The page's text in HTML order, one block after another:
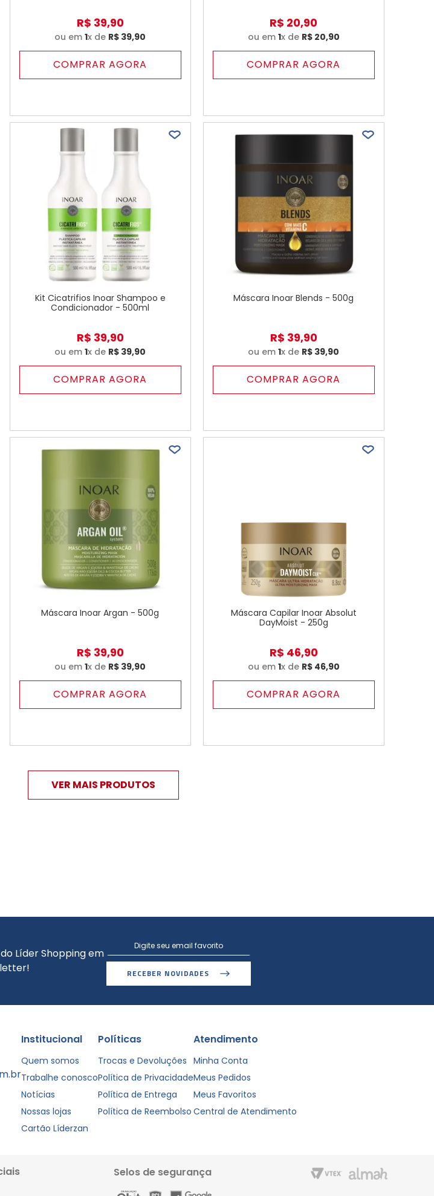
R$ 39,90
ou em1x de R$ 39,90
COMPRAR AGORA
R$ 20,90
ou em 1x de R$ 20,90
COMPRAR AGORA
Kit Cicatrifios Inoar Shampoo e
Condicionador - 500ml
R$ 39,90
ou em1x de R$ 39,90
COMPRAR AGORA
Máscara Inoar Blends - 500g
R$ 39,90
ou em1x de R$ 39,90
COMPRAR AGORA
Máscara Inoar Argan - 500g
R$ 39,90
ou em1x de R$ 39,90
COMPRAR AGORA
Máscara Capilar Inoar Absolut
DayMoist - 250g
R$ 46,90
ou em 1x de R$ 46,90
COMPRAR AGORA
Líder Shopping em
RECEBER NOVIDADES
Institucional
Quem somos
Trabalhe conosco
Notícias
Nossas lojas
Cartão Líderzan
Políticas
Trocas e Devoluções
Política de Privacidade
Política de Entrega
Política de Reembolso
Atendimento
Minha Conta
Meus Pedidos
Meus Favoritos
Central de Atendimento
Selos de segurança